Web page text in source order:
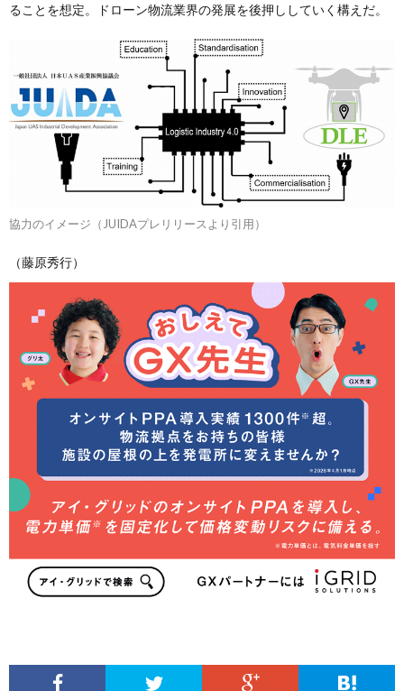
ることを想定。ドローン物流業界の発展を後押ししていく構えだ。
協力のイメージ（JUIDAプレリリースより引用）
（藤原秀行）